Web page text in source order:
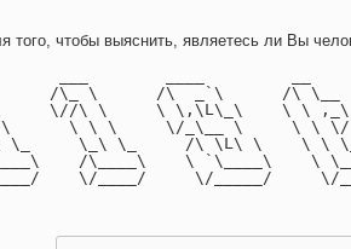
Этот
/\_ \      /\  _`\      /\
\//\ \     \ \,\L\_\    \ \
\ \ \     \/_\__ \     \ \
\_     \_\ \_     /\ \L\ \    \ \
/\____\    \ `\____\    \
\/____/     \/_____/     \/